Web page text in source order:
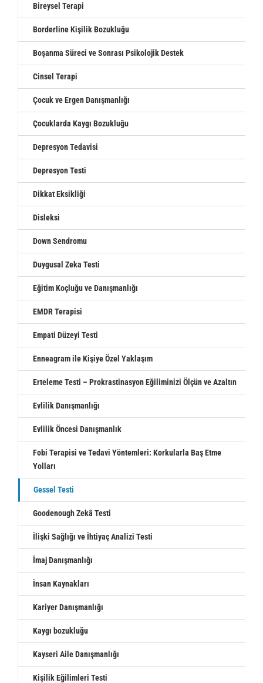
Bireysel Terapi
Borderline Kişilik Bozukluğu
Boşanma Süreci ve Sonrası Psikolojik Destek
Cinsel Terapi
Çocuk ve Ergen Danışmanlığı
Çocuklarda Kaygı Bozukluğu
Depresyon Tedavisi
Depresyon Testi
Dikkat Eksikliği
Disleksi
Down Sendromu
Duygusal Zeka Testi
Eğitim Koçluğu ve Danışmanlığı
EMDR Terapisi
Empati Düzeyi Testi
Enneagram ile Kişiye Özel Yaklaşım
Erteleme Testi – Prokrastinasyon Eğiliminizi Ölçün ve Azaltın
Evlilik Danışmanlığı
Evlilik Öncesi Danışmanlık
Fobi Terapisi ve Tedavi Yöntemleri: Korkularla Baş Etme
Yolları
Gessel Testi
Goodenough Zekâ Testi
İlişki Sağlığı ve İhtiyaç Analizi Testi
İmaj Danışmanlığı
İnsan Kaynakları
Kariyer Danışmanlığı
Kaygı bozukluğu
Kayseri Aile Danışmanlığı
Kişilik Eğilimleri Testi